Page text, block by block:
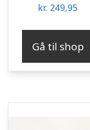
kr. 249,95
Gå til shop